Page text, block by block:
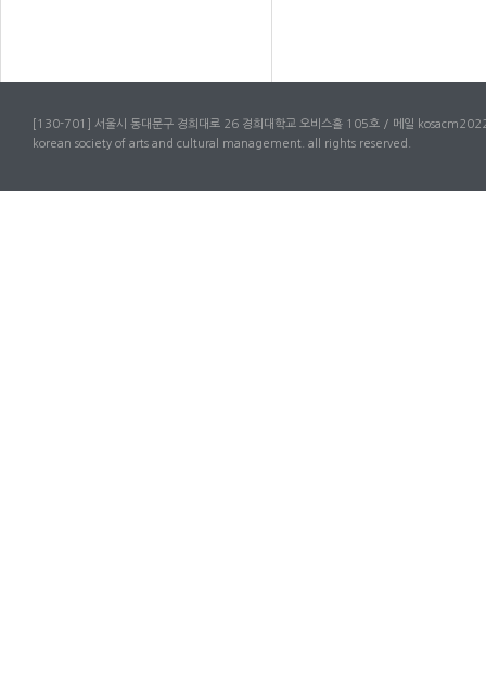
[130-701] 서울시 동대문구 경희대로 26 경희대학교 오비스홀 105호 / 메일
korean society of arts and cultural management. all rights reserved.